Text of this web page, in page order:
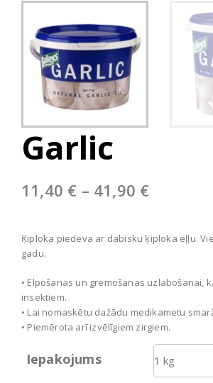
Garlic
11,40 € – 41,90 €Price
through
Ķiploka piedeva ar dabisku ķiploka eļļu.
gadu.
• Elpošanas un gremošanas uzlabošanai,
insektiem.
• Lai nomaskētu dažādu medikametu
• Piemērota arī izvēlīgiem zirgiem.
Iepakojums